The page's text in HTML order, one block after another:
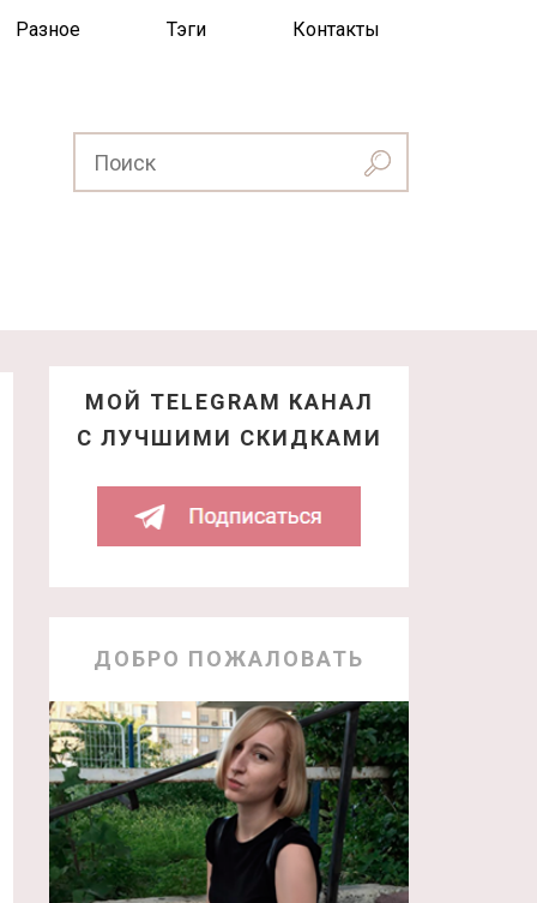
Разное Тэги Контакты
МОЙ TELEGRAM КАНАЛ
С ЛУЧШИМИ СКИДКАМИ
ДОБРО ПОЖАЛОВАТЬ